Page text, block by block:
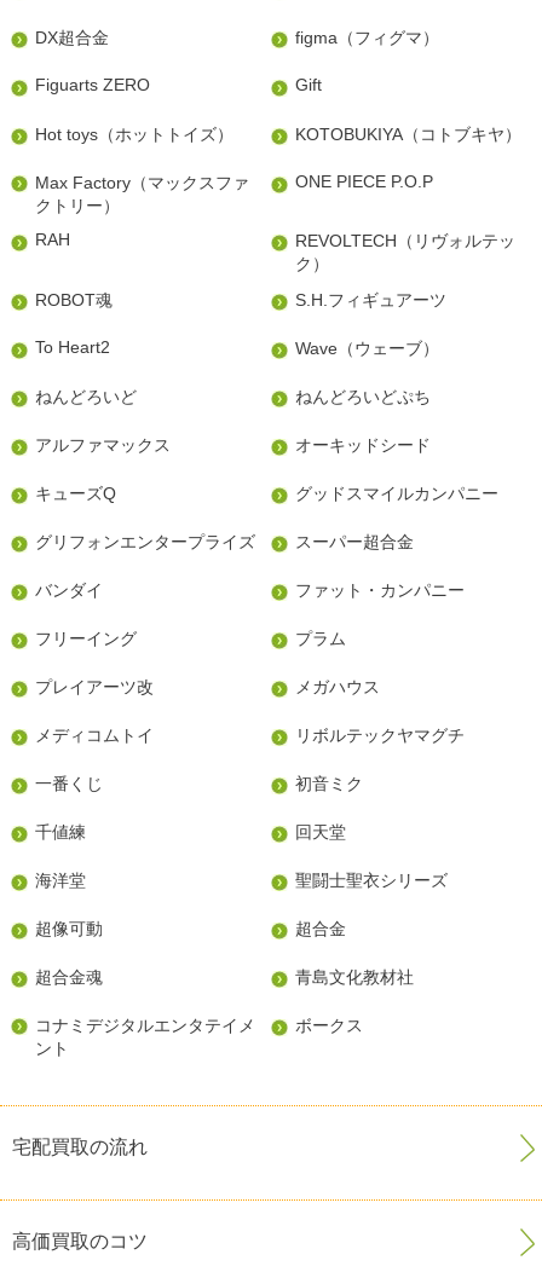
DX超合金 figma（フィグマ）
Figuarts ZERO Gift
Hot toys（ホットトイズ） KOTOBUKIYA（コトブキヤ）
Max Factory（マックスファ
クトリー）
ONE PIECE P.O.P
RAH
REVOLTECH（リヴォルテッ
ク）
ROBOT魂
S.H.フィギュアーツ
To Heart2 Wave（ウェーブ）
ねんどろいど ねんどろいどぷち
アルファマックス オーキッドシード
キューズQ グッドスマイルカンパニー
グリフォンエンタープライズ スーパー超合金
バンダイ ファット・カンパニー
フリーイング プラム
プレイアーツ改 メガハウス
メディコムトイ リボルテックヤマグチ
一番くじ 初音ミク
千値練 回天堂
海洋堂 聖闘士聖衣シリーズ
超像可動 超合金
超合金魂 青島文化教材社
コナミデジタルエンタテイメ
ント
ボークス
宅配買取の流れ
高価買取のコツ